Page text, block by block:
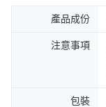
產品成份
注意事項
包裝